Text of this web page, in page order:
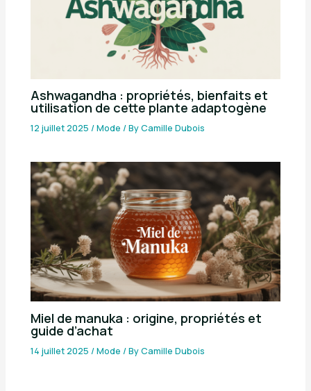
Ashwagandha : propriétés, bienfaits et
utilisation de cette plante adaptogène
12 juillet 2025/Mode / ByCamille Dubois
Miel de manuka : origine, propriétés et
guide d’achat
14 juillet 2025/Mode / ByCamille Dubois